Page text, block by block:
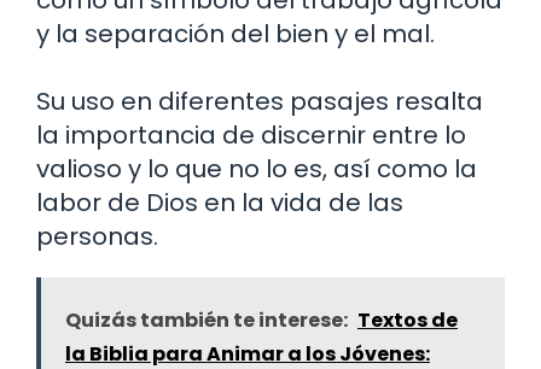
y la separación del bien y el mal.
Su uso en diferentes pasajes resalta
la importancia de discernir entre lo
valioso y lo que no lo es, así como la
labor de Dios en la vida de las
personas.
Quizás también te interese: Textos de
la Biblia para Animar a los Jóvenes: